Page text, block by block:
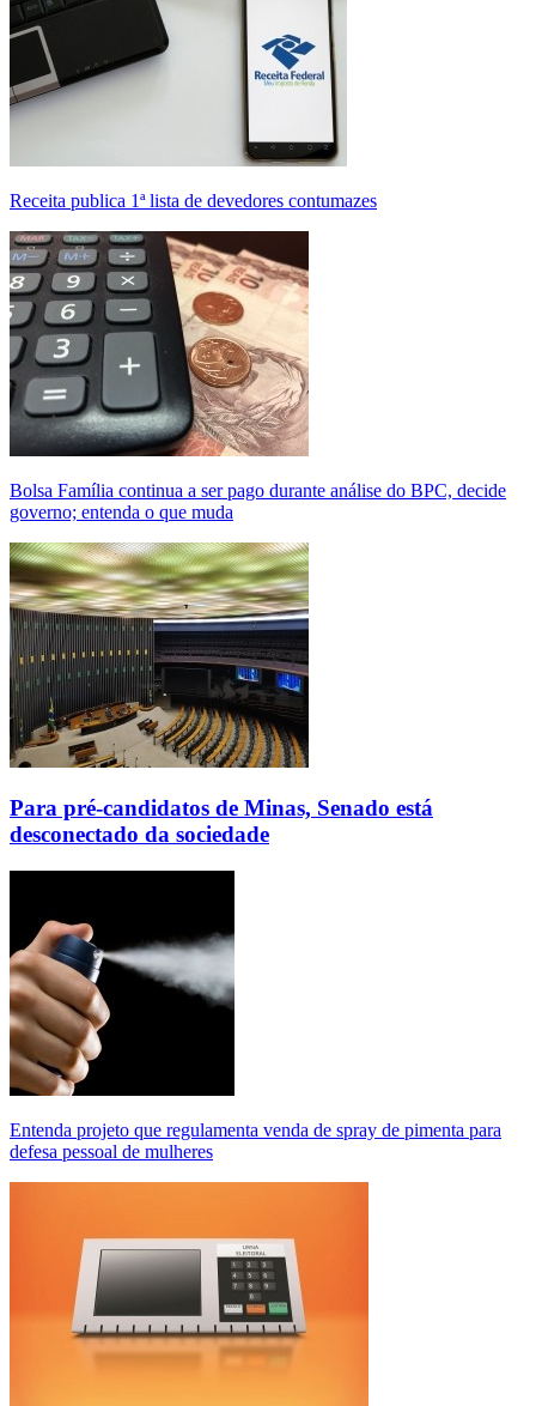
Receita publica 1ª lista de devedores contumazes
Bolsa Família continua a ser pago durante análise do BPC, decide
governo; entenda o que muda
Para pré-candidatos de Minas, Senado está
desconectado da sociedade
Entenda projeto que regulamenta venda de spray de pimenta para
defesa pessoal de mulheres